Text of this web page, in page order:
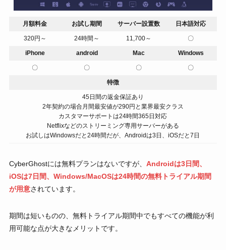
月額料金 お試し期間 サーバー設置数 日本語対応
320円～ 24時間～ 11,700～ 〇
iPhone android Mac Windows
〇 〇 〇 〇
特徴
45日間の返金保証あり
2年契約の場合月間最安値が290円と業界最安クラス
カスタマーサポートは24時間365日対応
Netflixなどのストリーミング専用サーバーがある
お試しはWindowsだと24時間だが、Androidは3日、iOSだと7日
CyberGhostには無料プランはないですが、 Androidは3日間、
iOSは7日間、Windows/MacOSは24時間の無料トライアル期間
が用意されています。
期間は短いものの、無料トライアル期間中でもすべての機能が利
用可能な点が大きなメリットです。